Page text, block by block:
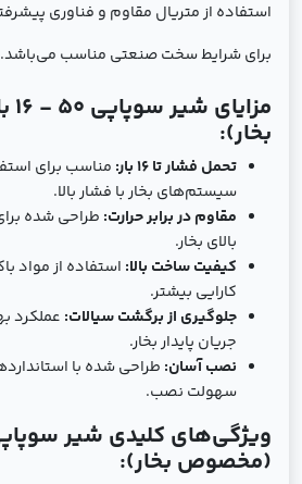
استفاده از متریال مقاوم و فناوری
برای شرایط سخت صنعتی مناسب می‌باشد.
بخار):
تحمل فشار تا 16 بار:
مناسب برای
سیستم‌های بخار با فشار بالا.
مقاوم در برابر حرارت: طراحی شده
بالای بخار.
کیفیت ساخت بالا: استفاده از مواد
کارایی بیشتر.
جلوگیری از برگشت سیالات: عملکرد
جریان پایدار بخار.
نصب آسان: طراحی شده با
سهولت نصب.
(مخصوص بخار):